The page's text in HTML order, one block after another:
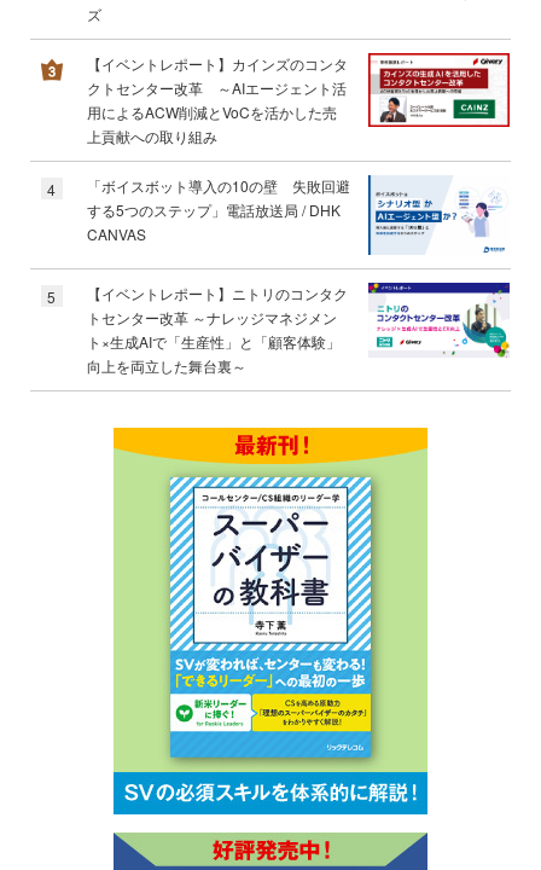
ズ
【イベントレポート】カインズのコンタ
クトセンター改革 ～AIエージェント活
用によるACW削減とVoCを活かした売
上貢献への取り組み
4
「ボイスボット導入の10の壁 失敗回避
する5つのステップ」電話放送局 / DHK
CANVAS
5
【イベントレポート】ニトリのコンタク
トセンター改革 ～ナレッジマネジメン
ト×生成AIで「生産性」と「顧客体験」
向上を両立した舞台裏～